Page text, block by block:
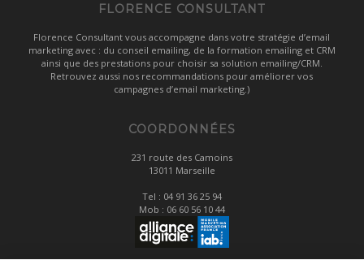
FLORENCE CONSULTANT
Florence Consultant vous accompagne dans votre stratégie d’email
marketing avec : du conseil emailing, de la formation emailing et CRM
ainsi que des prestations pour choisir sa solution emailing/CRM.
Retrouvez aussi nos recommandations pour améliorer vos
campagnes d’email marketing.)
COORDONNÉES
231 route des Camoins
13011 Marseille
Tel : 04 91 36 25 94
Mob : 06 60 56 10 44